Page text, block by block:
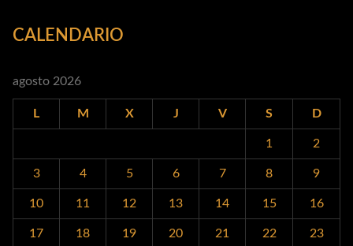
CALENDARIO
agosto 2026
L M X J V S D
1 2
3 4 5 6 7 8 9
10 11 12 13 14 15 16
17 18 19 20 21 22 23